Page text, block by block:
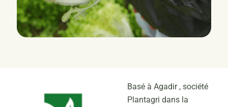
Basé à Agadir , société
Plantagri dans la